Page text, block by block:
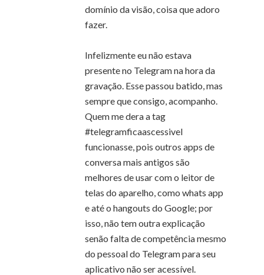
domínio da visão, coisa que adoro
fazer.
Infelizmente eu não estava
presente no Telegram na hora da
gravação. Esse passou batido, mas
sempre que consigo, acompanho.
Quem me dera a tag
#telegramficaascessivel
funcionasse, pois outros apps de
conversa mais antigos são
melhores de usar com o leitor de
telas do aparelho, como whats app
e até o hangouts do Google; por
isso, não tem outra explicação
senão falta de competência mesmo
do pessoal do Telegram para seu
aplicativo não ser acessível.